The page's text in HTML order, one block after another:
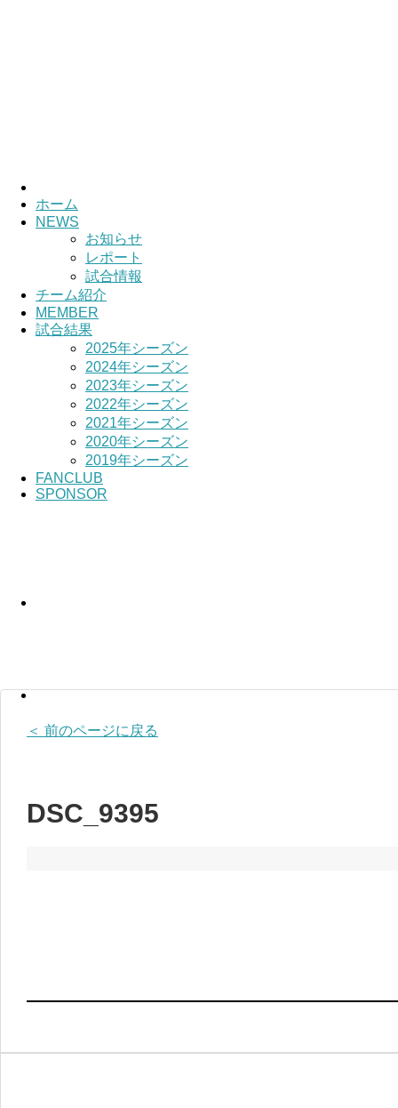
ホーム
NEWS
お知らせ
レポート
試合情報
チーム紹介
MEMBER
試合結果
2025年シーズン
2024年シーズン
2023年シーズン
2022年シーズン
2021年シーズン
2020年シーズン
2019年シーズン
FANCLUB
SPONSOR
＜ 前のページに戻る
DSC_9395